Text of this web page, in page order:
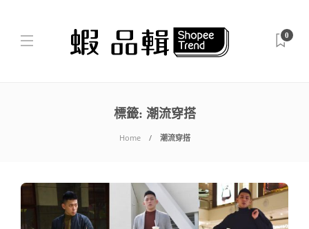
0
標籤: 潮流穿搭
Home 潮流穿搭